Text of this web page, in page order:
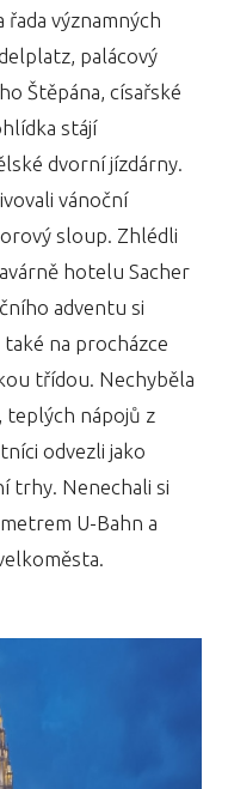
řada významných
palácový
Štěpána, císařské
stájí
dvorní jízdárny.
vánoční
sloup. Zhlédli
hotelu Sacher
adventu si
na procházce
třídou. Nechyběla
teplých nápojů z
odvezli jako
trhy. Nenechali si
U-Bahn a